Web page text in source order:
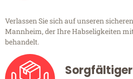
Verlassen Sie sich auf unseren
Mannheim, der Ihre Habseligkeiten
behandelt.